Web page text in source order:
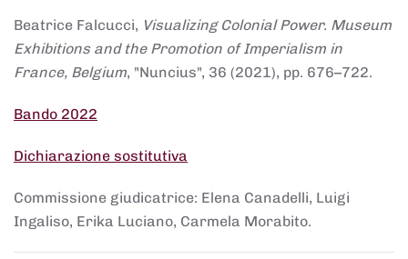
Beatrice Falcucci, Visualizing Colonial Power. Museum
Exhibitions and the Promotion of Imperialism in
France, Belgium, "Nuncius", 36 (2021), pp. 676–722.
Bando 2022
Dichiarazione sostitutiva
Commissione giudicatrice: Elena Canadelli, Luigi
Ingaliso, Erika Luciano, Carmela Morabito.